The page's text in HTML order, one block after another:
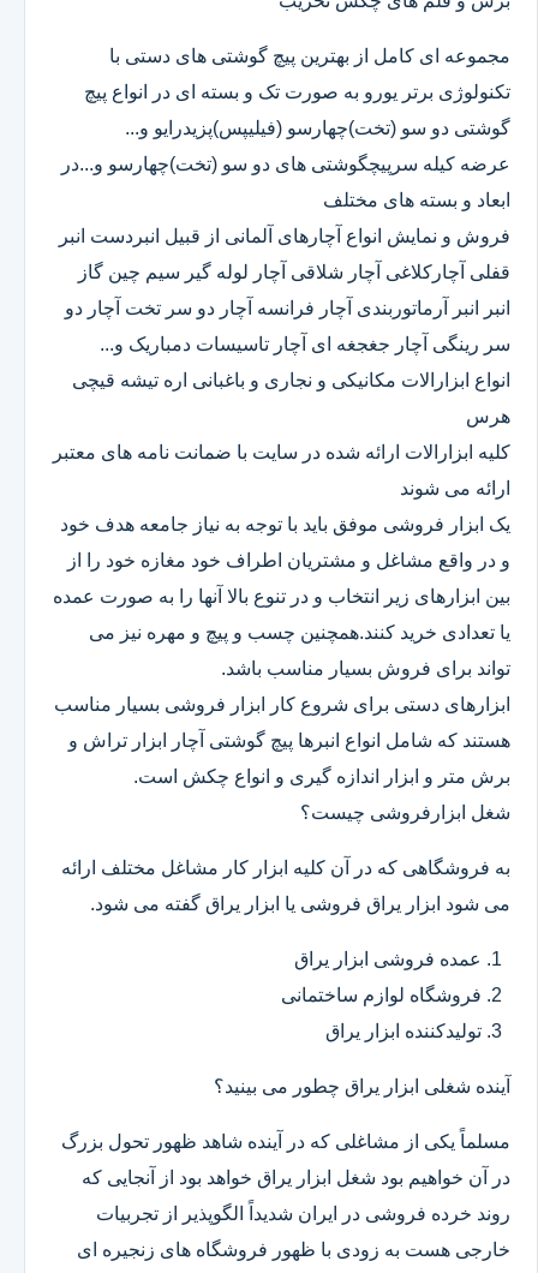
مجموعه ای کامل از بهترین پیچ گوشتی های دستی با
تکنولوژی برتر یورو به صورت تک و بسته ای در انواع پیچ
گوشتی دو سو (تخت)چهارسو (فیلیپس)پزیدرایو و...
عرضه کیله سرپیچگوشتی های دو سو (تخت)چهارسو و...در
ابعاد و بسته های مختلف
فروش و نمایش انواع آچارهای آلمانی از قبیل انبردست انبر
قفلی آچارکلاغی آچار شلاقی آچار لوله گیر سیم چین گاز
انبر انبر آرماتوربندی آچار فرانسه آچار دو سر تخت آچار دو
سر رینگی آچار جغجغه ای آچار تاسیسات دمباریک و...
انواع ابزارالات مکانیکی و نجاری و باغبانی اره تیشه قیچی
هرس
کلیه ابزارالات ارائه شده در سایت با ضمانت نامه های معتبر
ارائه می شوند
یک ابزار فروشی موفق باید با توجه به نیاز جامعه هدف خود
و در واقع مشاغل و مشتریان اطراف خود مغازه خود را از
بین ابزارهای زیر انتخاب و در تنوع بالا آنها را به صورت عمده
یا تعدادی خرید کنند.همچنین چسب و پیچ و مهره نیز می
تواند برای فروش بسیار مناسب باشد.
ابزارهای دستی برای شروع کار ابزار فروشی بسیار مناسب
هستند که شامل انواع انبرها پیچ گوشتی آچار ابزار تراش و
برش متر و ابزار اندازه گیری و انواع چکش است.
شغل ابزارفروشی چیست؟
به فروشگاهی که در آن کلیه ابزار کار مشاغل مختلف ارائه
می شود ابزار یراق فروشی یا ابزار یراق گفته می شود.
عمده فروشی ابزار یراق
فروشگاه لوازم ساختمانی
تولیدکننده ابزار یراق
آینده شغلی ابزار یراق چطور می بینید؟
مسلماً یکی از مشاغلی که در آینده شاهد ظهور تحول بزرگ
در آن خواهیم بود شغل ابزار یراق خواهد بود از آنجایی که
روند خرده فروشی در ایران شدیداً الگوپذیر از تجربیات
خارجی هست به زودی با ظهور فروشگاه های زنجیره ای